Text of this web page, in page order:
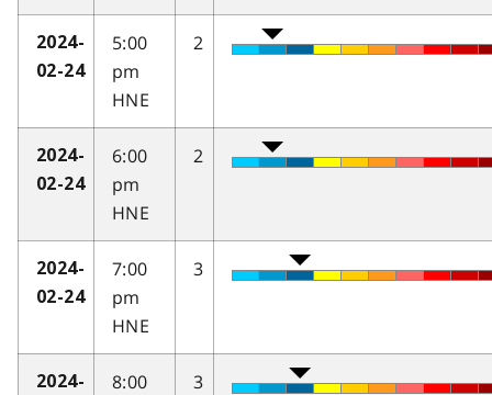
2024-
02-24
5:00
pm
HNE
2
2024-
02-24
6:00
pm
HNE
2
2024-
02-24
7:00
pm
HNE
3
2024-
8:00
3